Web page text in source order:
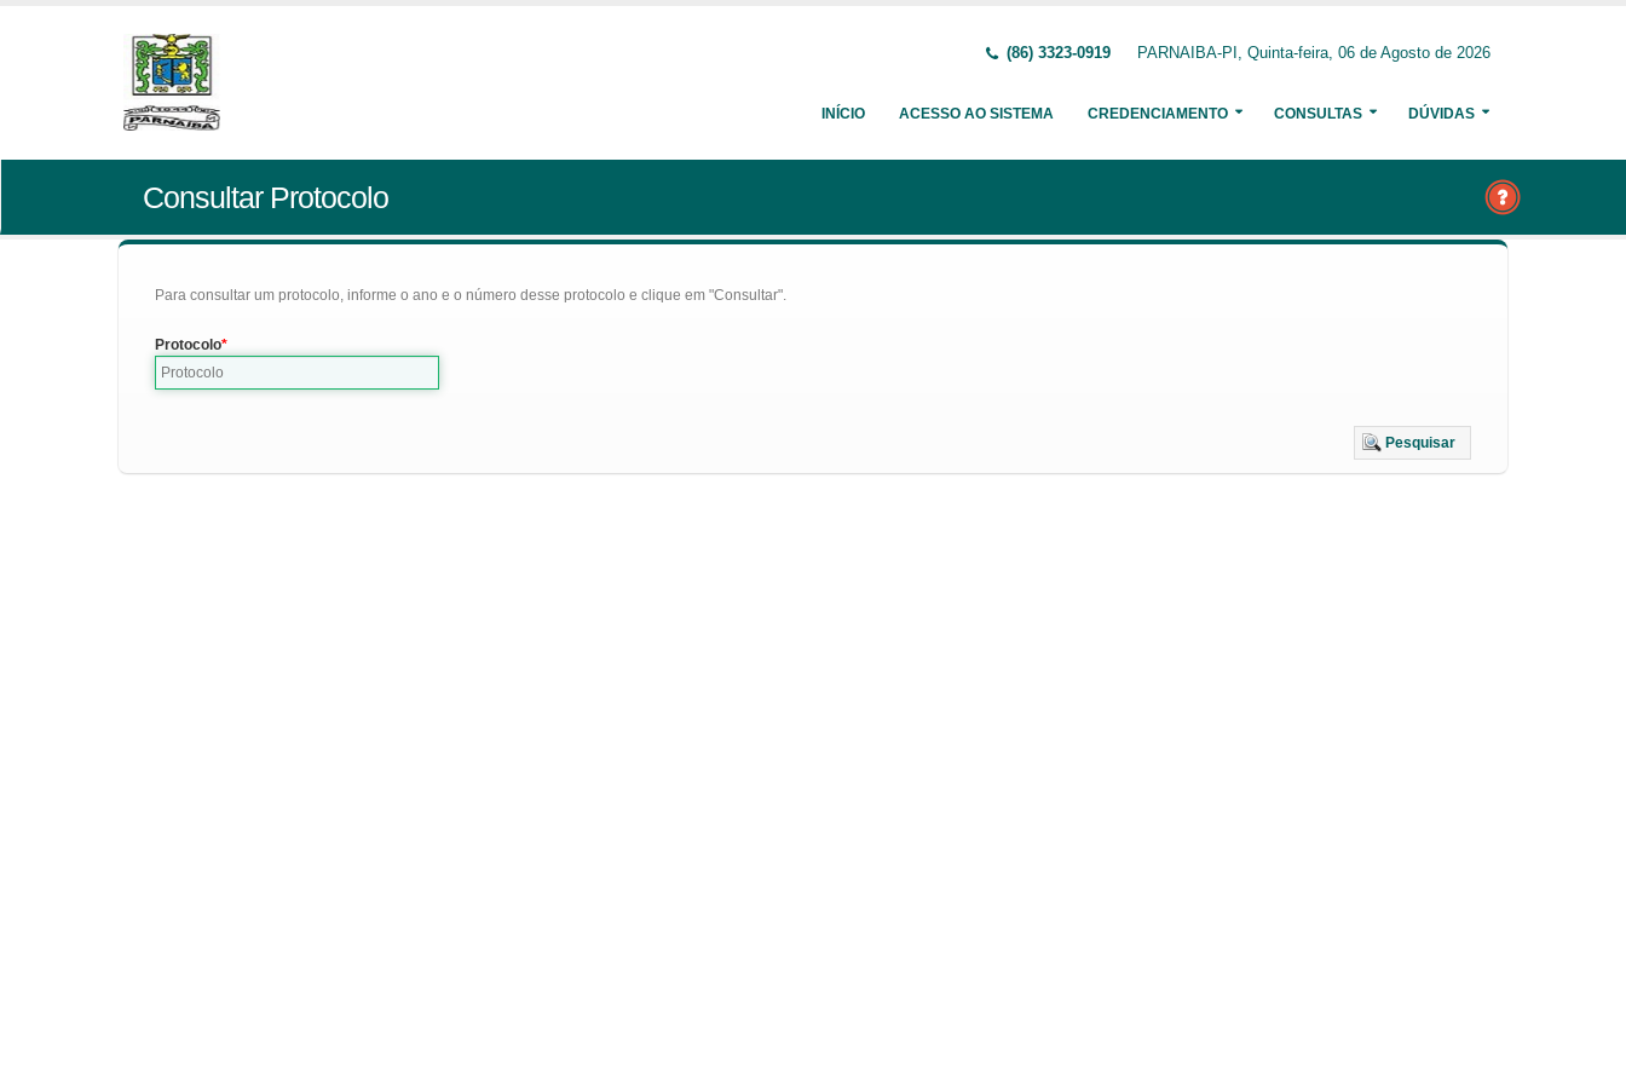
(86) 3323-0919 PARNAIBA-PI, Quinta-feira, 06 de Agosto de 2026
INÍCIO ACESSO AO SISTEMA CREDENCIAMENTO CONSULTAS DÚVIDAS
Consultar Protocolo
Para consultar um protocolo, informe o ano e o número desse protocolo e clique em "Consultar".
Protocolo
Pesquisar